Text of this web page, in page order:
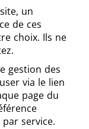
un
de ces
choix. Ils ne
gestion des
via le lien
page du
service.